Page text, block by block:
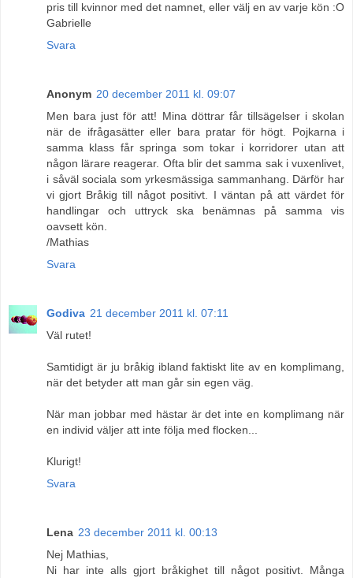
pris till kvinnor med det namnet, eller välj en av varje kön :O
Gabrielle
Svara
Anonym 20 december 2011 kl. 09:07
Men bara just för att! Mina döttrar får tillsägelser i skolan
när de ifrågasätter eller bara pratar för högt. Pojkarna i
samma klass får springa som tokar i korridorer utan att
någon lärare reagerar. Ofta blir det samma sak i vuxenlivet,
i såväl sociala som yrkesmässiga sammanhang. Därför har
vi gjort Bråkig till något positivt. I väntan på att värdet för
handlingar och uttryck ska benämnas på samma vis
oavsett kön.
/Mathias
Svara
Godiva 21 december 2011 kl. 07:11
Väl rutet!
Samtidigt är ju bråkig ibland faktiskt lite av en komplimang,
när det betyder att man går sin egen väg.
När man jobbar med hästar är det inte en komplimang när
en individ väljer att inte följa med flocken...
Klurigt!
Svara
Lena 23 december 2011 kl. 00:13
Nej Mathias,
Ni har inte alls gjort bråkighet till något positivt. Många